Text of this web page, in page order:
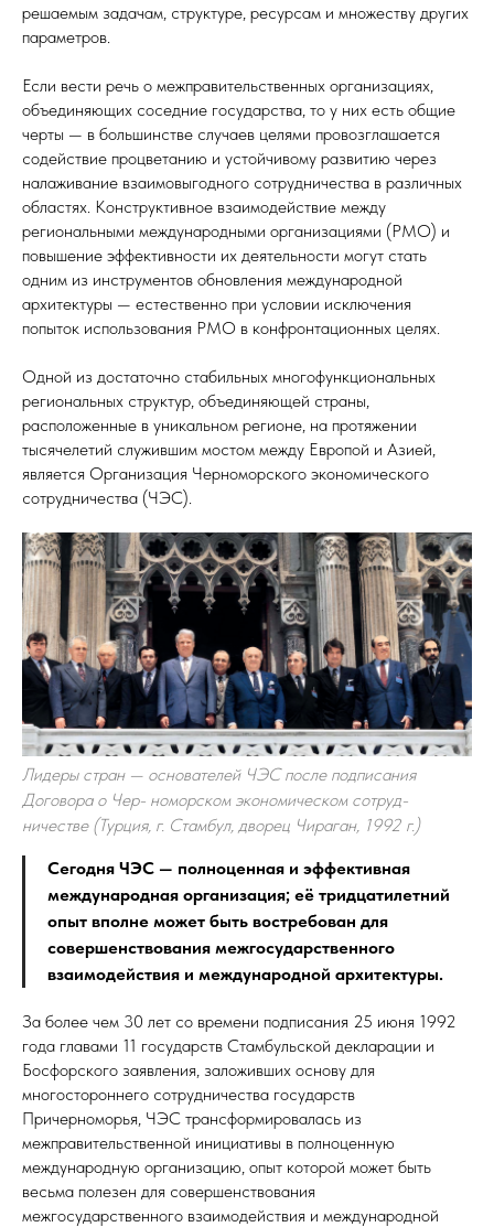
решаемым задачам, структуре, ресурсам и множеству других
параметров.
Если вести речь о межправительственных организациях,
объединяющих соседние государства, то у них есть общие
черты — в большинстве случаев целями провозглашается
содействие процветанию и устойчивому развитию через
налаживание взаимовыгодного сотрудничества в различных
областях. Конструктивное взаимодействие между
региональными международными организациями (РМО) и
повышение эффективности их деятельности могут стать
одним из инструментов обновления международной
архитектуры — естественно при условии исключения
попыток использования РМО в конфронтационных целях.
Одной из достаточно стабильных многофункциональных
региональных структур, объединяющей страны,
расположенные в уникальном регионе, на протяжении
тысячелетий служившим мостом между Европой и Азией,
является Организация Черноморского экономического
сотрудничества (ЧЭС).
Лидеры стран — основателей ЧЭС после подписания
Договора о Чер- номорском экономическом сотруд-
ничестве (Турция, г. Стамбул, дворец Чираган, 1992 г.)
Сегодня ЧЭС — полноценная и эффективная
международная организация; её тридцатилетний
опыт вполне может быть востребован для
совершенствования межгосударственного
взаимодействия и международной архитектуры.
За более чем 30 лет со времени подписания 25 июня 1992
года главами 11 государств Стамбульской декларации и
Босфорского заявления, заложивших основу для
многостороннего сотрудничества государств
Причерноморья, ЧЭС трансформировалась из
межправительственной инициативы в полноценную
международную организацию, опыт которой может быть
весьма полезен для совершенствования
межгосударственного взаимодействия и международной